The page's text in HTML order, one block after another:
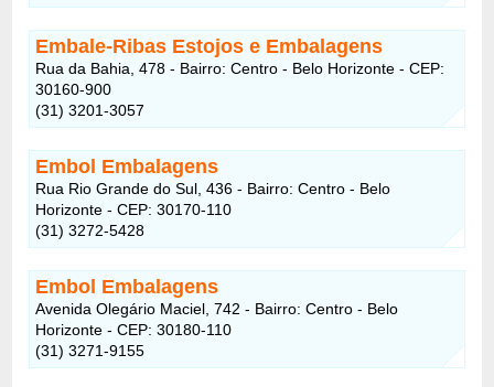
Embale-Ribas Estojos e Embalagens
Rua da Bahia, 478 - Bairro: Centro - Belo Horizonte - CEP:
30160-900
(31) 3201-3057
Embol Embalagens
Rua Rio Grande do Sul, 436 - Bairro: Centro - Belo
Horizonte - CEP: 30170-110
(31) 3272-5428
Embol Embalagens
Avenida Olegário Maciel, 742 - Bairro: Centro - Belo
Horizonte - CEP: 30180-110
(31) 3271-9155